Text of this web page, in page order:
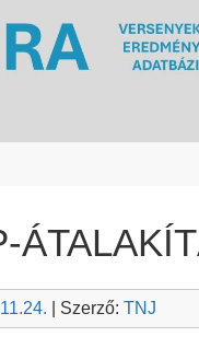
| Szerző: TNJ